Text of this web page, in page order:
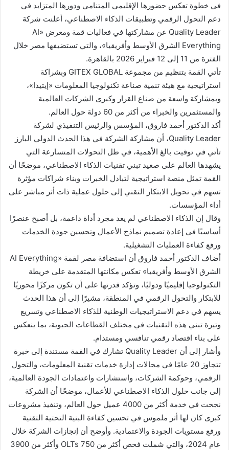
في خطوة تعكس حضورها الإقليمي المتنامي ودورها المتزايد في
دعم التحول الرقمي وتطبيقات الذكاء الاصطناعي، أعلنت شركة
Quality Leader عن مشاركتها في فعاليات قمة ومعرض «AI
Everything الشرق الأوسط وأفريقيا»، والتي تستضيفها مصر خلال
الفترة من 11 إلى 12 فبراير 2026 بالقاهرة.
تأتي القمة بتنظيم من مجموعة GITEX GLOBAL وبشراكة
استراتيجية مع هيئة تنمية صناعة تكنولوجيا المعلومات «إيتيدا»،
وبمشاركة واسعة من صناع القرار وكبرى الشركات العالمية
والمستثمرين والخبراء من أكثر من 60 دولة حول العالم.
أكد الدكتور أحمد فاروق، المؤسس والرئيس التنفيذي لشركة
Quality Leader، أن مشاركة الشركة في هذا الحدث الدولي البارز
تأتي في توقيت بالغ الأهمية، في ظل التحولات المتسارعة التي
يشهدها العالم على صعيد تبني تقنيات الذكاء الاصطناعي، موضحًا أن
القمة تمثل منصة استراتيجية لتبادل الخبرات وبناء شراكات مؤثرة
تسهم في تحويل الابتكار التقني إلى حلول عملية ذات أثر مباشر على
أداء المؤسسات.
وقال إن الذكاء الاصطناعي لم يعد مجرد أداة داعمة، بل أصبح عنصرًا
أساسيًا في إعادة تصميم نماذج الأعمال وتحسين جودة الخدمات
ورفع كفاءة العمليات التشغيلية.
أضاف الدكتور أحمد فاروق أن استضافة مصر لقمة «AI Everything
الشرق الأوسط وأفريقيا» تعكس مكانتها المتقدمة على خريطة
التكنولوجيا إقليميًا ودوليًا، وتؤكد قدرتها على أن تكون مركزًا محوريًا
للابتكار والتحول الرقمي في المنطقة، مشيرًا إلى أن هذا الحدث
يسهم في دعم الاستراتيجيات الوطنية للذكاء الاصطناعي وتسريع
وتيرة تبني هذه التقنيات في مختلف القطاعات الحيوية، بما ينعكس
على بناء اقتصاد رقمي تنافسي ومستدام.
وأشار إلى أن Quality Leader تشارك في القمة مستندة إلى خبرة
تتجاوز 20 عامًا في مجالات إدارة خدمات تقنية المعلومات، والتحول
الرقمي، وحوكمة الشركات، واستشارات واعتمادات الجودة العالمية،
إلى جانب حلول الذكاء الاصطناعي للأعمال، موضحًا أن الشركة
نجحت في خدمة أكثر من 4000 عميل حول العالم، وتنفيذ مشروعات
كبرى كان لها أثر ملموس في تحسين كفاءة البنية التحتية التقنية
ورفع مستويات الجودة والاعتمادية. وأوضح أن إنجازات الشركة خلال
عام 2024، والتي شملت فحص أكثر من 750 OLTs وأكثر من 3900